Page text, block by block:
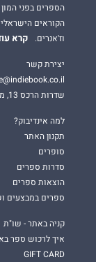
הספרים בפני
הקוראים
וז'אנרים.
קרא
יצירת קשר
שדרות הרכס 13, מודיעין
למה אינדיבוק?
תקנון האתר
סופרים
סדרות ספרים
הוצאות ספרים
ספרים במבצעים
קניה באתר - שו"ת
איך לרכוש ספר
GIFT CARD